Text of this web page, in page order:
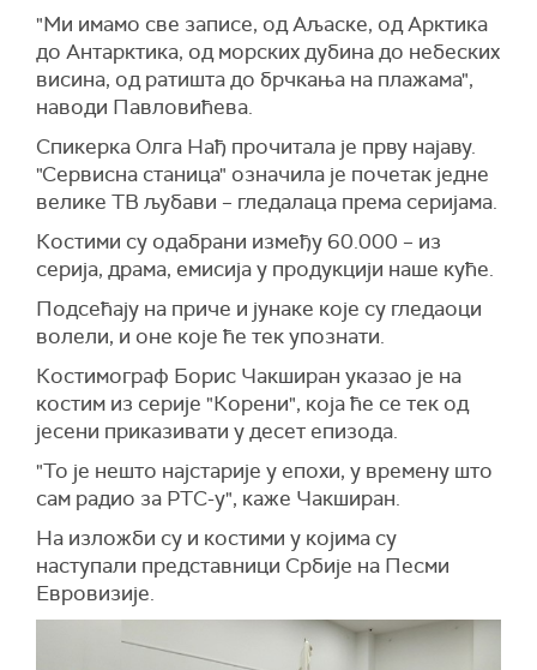
"Ми имамо све записе, од Аљаске, од Арктика
до Антарктика, од морских дубина до небеских
висина, од ратишта до брчкања на плажама",
наводи Павловићева.
Спикерка Олга Нађ прочитала је прву најаву.
"Сервисна станица" означила је почетак једне
велике ТВ љубави – гледалаца према серијама.
Костими су одабрани између 60.000 – из
серија, драма, емисија у продукцији наше куће.
Подсећају на приче и јунаке које су гледаоци
волели, и оне које ће тек упознати.
Костимограф Борис Чакширан указао је на
костим из серије "Корени", која ће се тек од
јесени приказивати у десет епизода.
"То је нешто најстарије у епохи, у времену што
сам радио за РТС-у", каже Чакширан.
На изложби су и костими у којима су
наступали представници Србије на Песми
Евровизије.